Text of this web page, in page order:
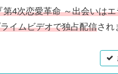
第4次恋愛革命 ～出会いは
イムビデオで独占配信され